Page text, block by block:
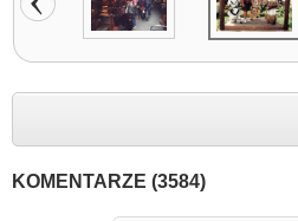
KOMENTARZE (3584)